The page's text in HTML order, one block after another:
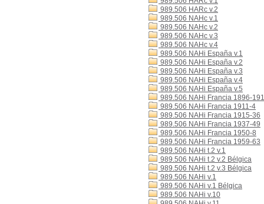
989.506 HARc v.2
989.506 NAHc v.1
989.506 NAHc v.2
989.506 NAHc v.3
989.506 NAHc v.4
989.506 NAHi España v.1
989.506 NAHi España v.2
989.506 NAHi España v.3
989.506 NAHi España v.4
989.506 NAHi España v.5
989.506 NAHi Francia 1896-
989.506 NAHi Francia 1911-4
989.506 NAHi Francia 1915-36
989.506 NAHi Francia 1937-49
989.506 NAHi Francia 1950-8
989.506 NAHi Francia 1959-63
989.506 NAHi t.2 v.1
989.506 NAHi t.2 v.2 Bélgica
989.506 NAHi t.2 v.3 Bélgica
989.506 NAHi v.1
989.506 NAHi v.1 Bélgica
989.506 NAHi v.10